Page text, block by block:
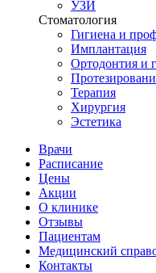
УЗИ
Стоматология
Гигиена и
Имплантация
Ортодонтия и
Терапия
Хирургия
Эстетика
Врачи
Расписание
Цены
Акции
О клинике
Отзывы
Пациентам
Медицинский
Контакты